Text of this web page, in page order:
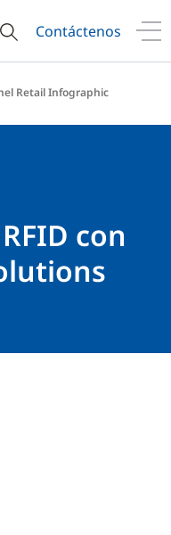
Contáctenos
Retail Infographic
con